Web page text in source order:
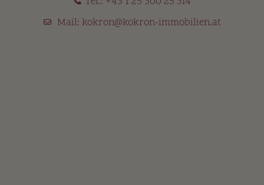
Mail: kokron@kokron-immobilien.at